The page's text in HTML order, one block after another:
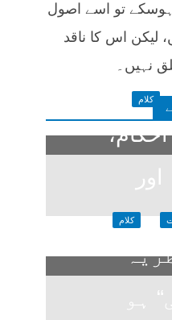
تو اسے اصول
لیکن اس کا ناقد
نہیں۔
کلام
کلام
ہو